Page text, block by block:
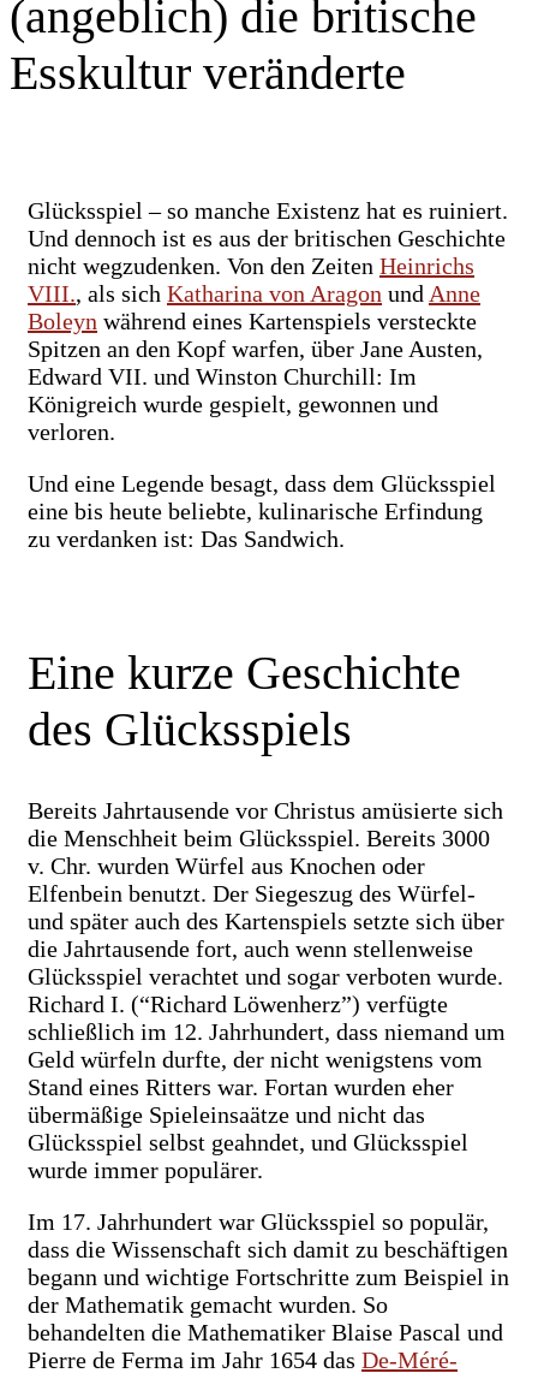
(angeblich) die britische
Esskultur veränderte
Glücksspiel – so manche Existenz hat es ruiniert.
Und dennoch ist es aus der britischen Geschichte
nicht wegzudenken. Von den Zeiten Heinrichs
VIII., als sich Katharina von Aragon und Anne
Boleyn während eines Kartenspiels versteckte
Spitzen an den Kopf warfen, über Jane Austen,
Edward VII. und Winston Churchill: Im
Königreich wurde gespielt, gewonnen und
verloren.
Und eine Legende besagt, dass dem Glücksspiel
eine bis heute beliebte, kulinarische Erfindung
zu verdanken ist: Das Sandwich.
Eine kurze Geschichte
des Glücksspiels
Bereits Jahrtausende vor Christus amüsierte sich
die Menschheit beim Glücksspiel. Bereits 3000
v. Chr. wurden Würfel aus Knochen oder
Elfenbein benutzt. Der Siegeszug des Würfel-
und später auch des Kartenspiels setzte sich über
die Jahrtausende fort, auch wenn stellenweise
Glücksspiel verachtet und sogar verboten wurde.
Richard I. (“Richard Löwenherz”) verfügte
schließlich im 12. Jahrhundert, dass niemand um
Geld würfeln durfte, der nicht wenigstens vom
Stand eines Ritters war. Fortan wurden eher
übermäßige Spieleinsaätze und nicht das
Glücksspiel selbst geahndet, und Glücksspiel
wurde immer populärer.
Im 17. Jahrhundert war Glücksspiel so populär,
dass die Wissenschaft sich damit zu beschäftigen
begann und wichtige Fortschritte zum Beispiel in
der Mathematik gemacht wurden. So
behandelten die Mathematiker Blaise Pascal und
Pierre de Ferma im Jahr 1654 das De-Méré-